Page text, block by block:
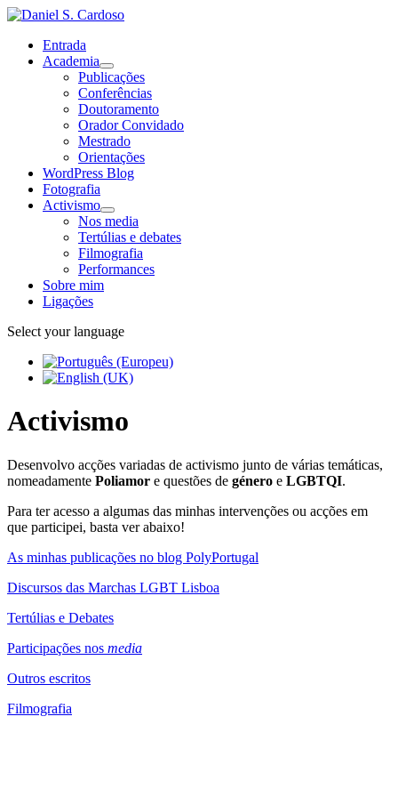
Entrada
Academia
Publicações
Conferências
Doutoramento
Orador Convidado
Mestrado
Orientações
WordPress Blog
Fotografia
Activismo
Nos media
Tertúlias e debates
Filmografia
Performances
Sobre mim
Ligações
Select your language
Activismo
Desenvolvo acções variadas de activismo junto de várias temáticas,
nomeadamente Poliamor e questões de género e LGBTQI.
Para ter acesso a algumas das minhas intervenções ou acções em
que participei, basta ver abaixo!
As minhas publicações no blog PolyPortugal
Discursos das Marchas LGBT Lisboa
Tertúlias e Debates
Participações nos media
Outros escritos
Filmografia